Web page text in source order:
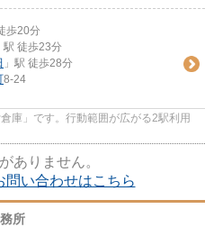
歩20分
駅 徒歩23分
」駅 徒歩28分
8-24
庫」です。行動範囲が広がる2駅利用
ありません。
問い合わせはこちら
所